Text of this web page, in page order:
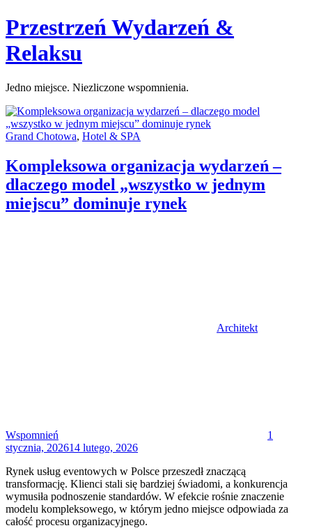
Skip
to
content
Przestrzeń Wydarzeń &
Relaksu
Jedno miejsce. Niezliczone wspomnienia.
Categories:
Grand Chotowa, Hotel & SPA
Kompleksowa organizacja wydarzeń –
dlaczego model „wszystko w jednym
miejscu” dominuje rynek
Architekt
Wspomnień
1
stycznia, 202614 lutego, 2026
Rynek usług eventowych w Polsce przeszedł znaczącą
transformację. Klienci stali się bardziej świadomi, a konkurencja
wymusiła podnoszenie standardów. W efekcie rośnie znaczenie
modelu kompleksowego, w którym jedno miejsce odpowiada za
całość procesu organizacyjnego.